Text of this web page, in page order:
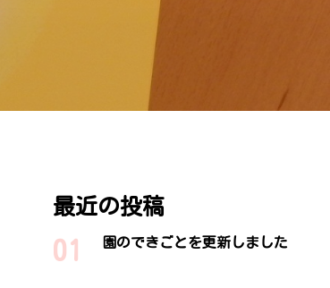
最近の投稿
園のできごとを更新しました